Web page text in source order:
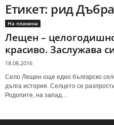
Етикет: рид
На планина
Лещен –
красиво. Заслужава
18.08.2016
Село Лещен още едно българско
дълга история. Селцето се
Родопите, на запад....